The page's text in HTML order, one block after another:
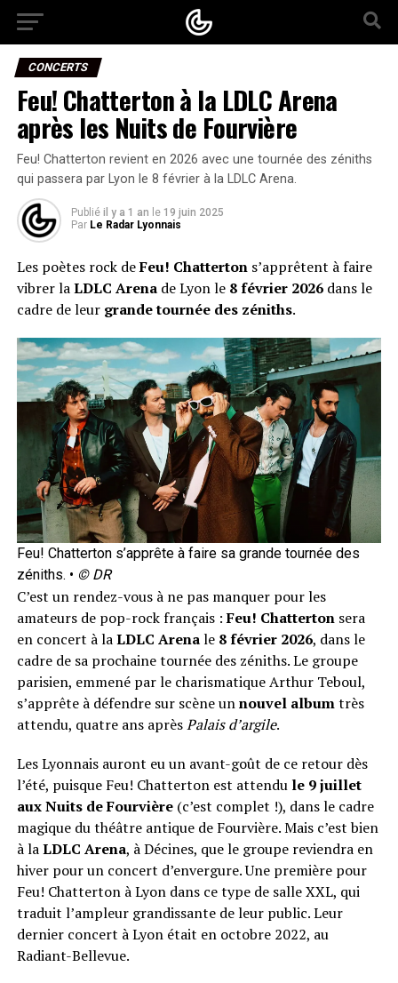
CONCERTS
Feu! Chatterton à la LDLC Arena
après les Nuits de Fourvière
Feu! Chatterton revient en 2026 avec une tournée des zéniths
qui passera par Lyon le 8 février à la LDLC Arena.
Publié il y a 1 an le 19 juin 2025
Par Le Radar Lyonnais
Les poètes rock deFeu! Chattertons’apprêtent à faire
vibrer laLDLC Arenade Lyon le 8 février 2026dans le
cadre de leur grande tournée des zéniths.
Feu! Chatterton s’apprête à faire sa grande tournée des
zéniths. • © DR
C’est un rendez-vous à ne pas manquer pour les
amateurs de pop-rock français :Feu! Chatterton sera
en concert à laLDLC Arenale 8 février 2026, dans le
cadre de sa prochaine tournée des zéniths. Le groupe
parisien, emmené par le charismatique Arthur Teboul,
s’apprête à défendre sur scène unnouvel albumtrès
attendu, quatre ans aprèsPalais d’argile.
Les Lyonnais auront eu un avant-goût de ce retour dès
l’été, puisque Feu! Chatterton est attendu le 9 juillet
aux Nuits de Fourvière(c’est complet !), dans le cadre
magique du théâtre antique de Fourvière. Mais c’est bien
à laLDLC Arena, à Décines, que le groupe reviendra en
hiver pour un concert d’envergure. Une première pour
Feu! Chatterton à Lyon dans ce type de salle XXL, qui
traduit l’ampleur grandissante de leur public. Leur
dernier concert à Lyon était en octobre 2022, au
Radiant-Bellevue.